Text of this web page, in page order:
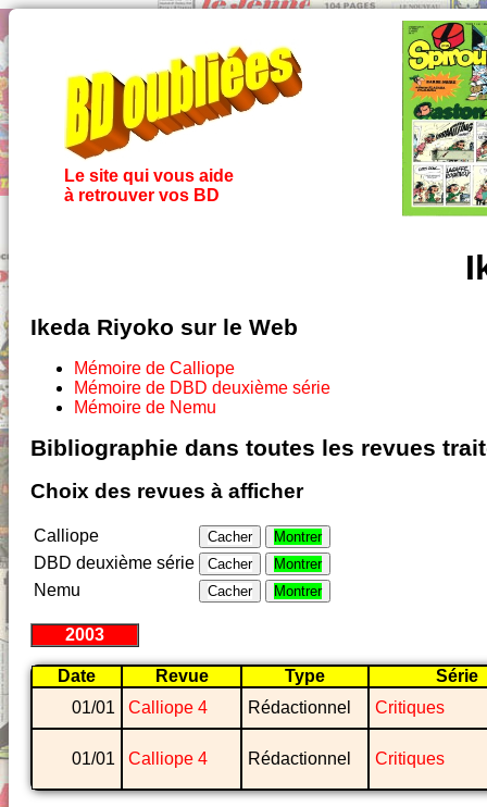
Le site qui vous aide
à retrouver vos BD
Ikeda Riyoko sur le Web
Mémoire de Calliope
Mémoire de DBD deuxième série
Mémoire de Nemu
Bibliographie dans toutes les revues
Choix des revues à afficher
Calliope Cacher Montrer
DBD deuxième série Cacher Montrer
Nemu Cacher Montrer
2003
Date Revue Type
Série
01/01
Calliope 4 Rédactionnel Critiques
01/01 Calliope 4 Rédactionnel Critiques